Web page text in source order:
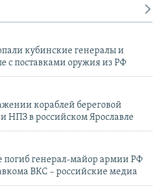
кубинские генералы и
с поставками оружия из РФ
кораблей береговой
НПЗ в российском Ярославле
погиб генерал-майор армии РФ
ВКС – российские медиа